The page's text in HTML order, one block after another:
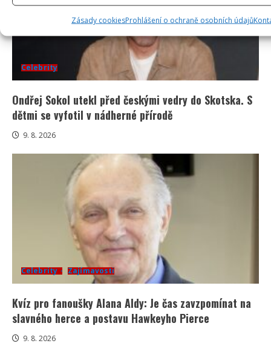
Zásady cookiesProhlášení o ochraně osobních údajů
Celebrity
Ondřej Sokol utekl před českými vedry do Skotska. S
dětmi se vyfotil v nádherné přírodě
9. 8. 2026
Celebrity Zajímavosti
Kvíz pro fanoušky Alana Aldy: Je čas zavzpomínat na
slavného herce a postavu Hawkeyho Pierce
9. 8. 2026